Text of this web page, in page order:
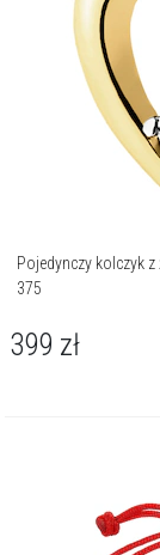
Pojedynczy kolczyk z
375
399 zł